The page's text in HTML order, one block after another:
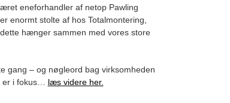
eneforhandler af netop Pawling
enormt stolte af hos Totalmontering,
hænger sammen med vores store
gang – og nøgleord bag virksomheden
er i fokus… læs videre her.